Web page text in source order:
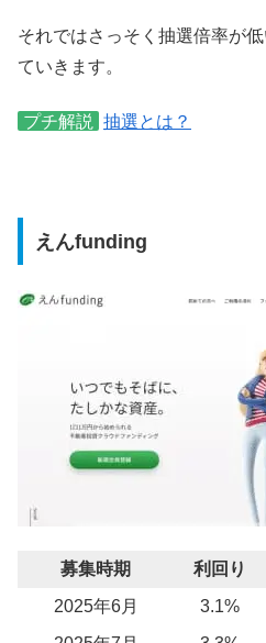
それではさっそく抽選倍率が
ていきます。
プチ解説 抽選とは？
えんfunding
募集時期 利回り
2025年6月
3.1%